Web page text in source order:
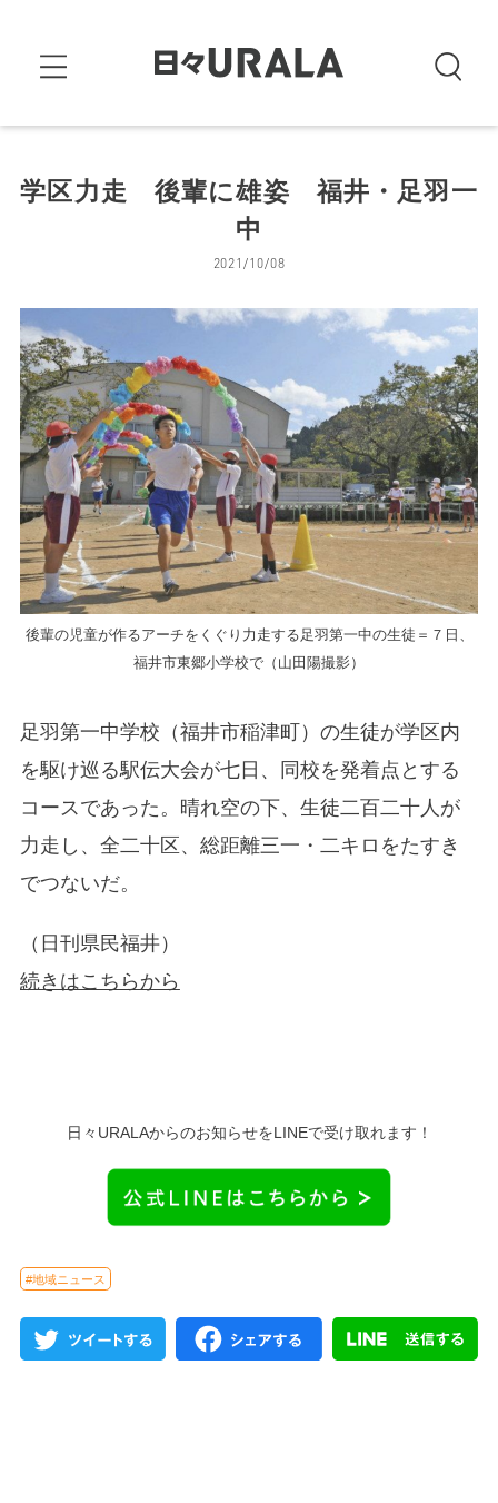
学区力走 後輩に雄姿 福井・足羽一
中
2021/10/08
後輩の児童が作るアーチをくぐり力走する足羽第一中の生徒＝７日、
福井市東郷小学校で（山田陽撮影）
足羽第一中学校（福井市稲津町）の生徒が学区内
を駆け巡る駅伝大会が七日、同校を発着点とする
コースであった。晴れ空の下、生徒二百二十人が
力走し、全二十区、総距離三一・二キロをたすき
でつないだ。
（日刊県民福井）
続きはこちらから
日々URALAからのお知らせをLINEで受け取れます！
#地域ニュース